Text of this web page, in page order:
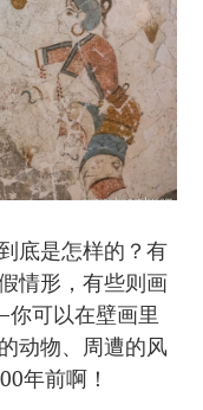
底是怎样的？有
情形，有些则画
你可以在壁画里
动物、周遭的风
年前啊！